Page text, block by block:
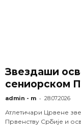
Звездаши
сениорском
admin - m - 28.07.2026
Атлетичари Црвене
Првенству Србије и